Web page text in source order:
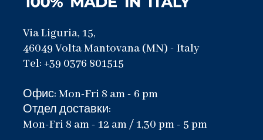
Via Liguria, 15,
46049 Volta Mantovana (MN) - Italy
Tel: +39 0376 801515
Офис: Mon-Fri 8 am - 6 pm
Отдел доставки:
Mon-Fri 8 am - 12 am / 1,30 pm - 5 pm